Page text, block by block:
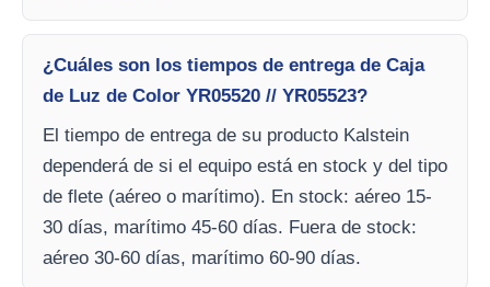
¿Cuáles son los tiempos de entrega de Caja
de Luz de Color YR05520 // YR05523?
El tiempo de entrega de su producto Kalstein
dependerá de si el equipo está en stock y del tipo
de flete (aéreo o marítimo). En stock: aéreo 15-
30 días, marítimo 45-60 días. Fuera de stock:
aéreo 30-60 días, marítimo 60-90 días.